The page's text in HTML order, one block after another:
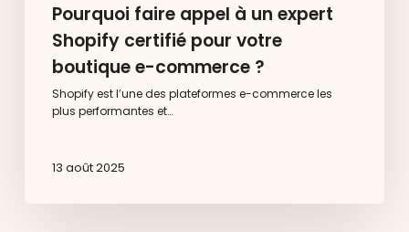
Pourquoi faire appel à un expert
Shopify certifié pour votre
boutique e-commerce ?
Shopify est l’une des plateformes e-commerce les
plus performantes et…
13 août 2025